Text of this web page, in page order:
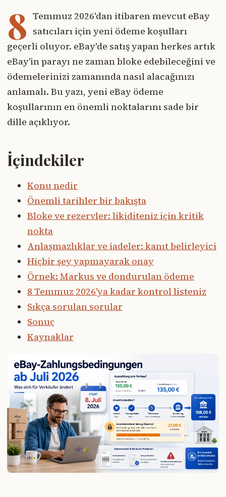
8 Temmuz 2026'dan itibaren mevcut eBay
satıcıları için yeni ödeme koşulları
geçerli oluyor. eBay'de satış yapan herkes artık
eBay'in parayı ne zaman bloke edebileceğini ve
ödemelerinizi zamanında nasıl alacağınızı
anlamalı. Bu yazı, yeni eBay ödeme
koşullarının en önemli noktalarını sade bir
dille açıklıyor.
İçindekiler
Konu nedir
Önemli tarihler bir bakışta
Bloke ve rezervler: likiditeniz için kritik
nokta
Anlaşmazlıklar ve iadeler: kanıt belirleyici
Hiçbir şey yapmayarak onay
Örnek: Markus ve dondurulan ödeme
8 Temmuz 2026'ya kadar kontrol listeniz
Sıkça sorulan sorular
Sonuç
Kaynaklar